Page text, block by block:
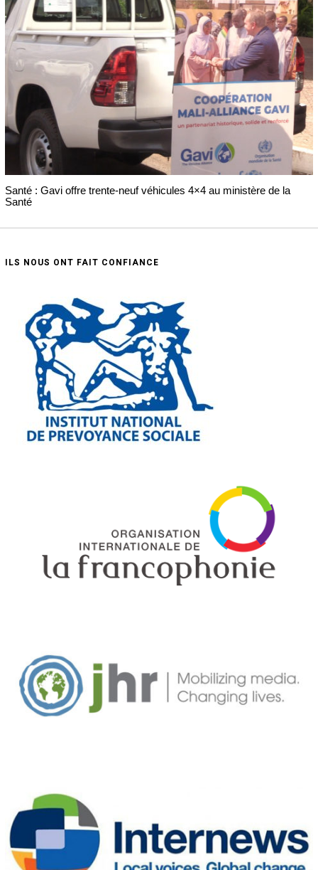
Santé : Gavi offre trente-neuf véhicules 4×4 au ministère de la
Santé
ILS NOUS ONT FAIT CONFIANCE